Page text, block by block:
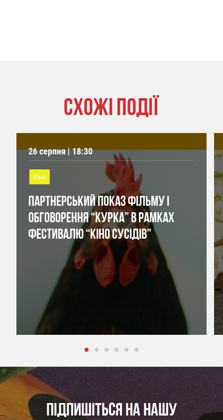
СХОЖІ ПОДІЇ
26 серпня | 18:30
Кіно
ПАРТНЕРСЬКИЙ ПОКАЗ ФІЛЬМУ І
ОБГОВОРЕННЯ “КУРКА” В РАМКАХ
ФЕСТИВАЛЮ “КІНО СУСІДІВ”
ПІДПИШІТЬСЯ НА НАШУ